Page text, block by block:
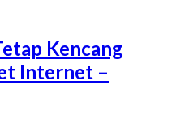
Kencang
Internet –